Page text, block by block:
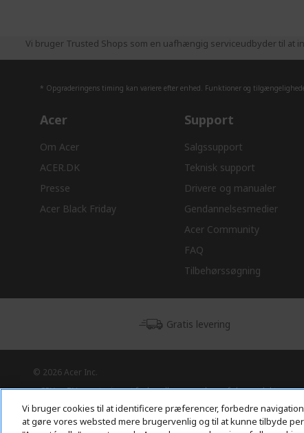
Vi bruger Trusted Shops som en uafhængig serviceudbyder til at
* Opgraderingens timing kan variere efter enhed. Funktioner og
Acer
Om Acer
ACER.DK
Presse
Acer Black Friday
Support
Salgssupport
Teknisk support
Drivere og manualer
Gendannelsesmedier
Acer Community
FAQ
Tilbehørssøgning
Gratis levering
© 2026 Acer Inc.
CPYou BV er autoriseret forhandler og sælger af de produkter og
tjenester, der tilbydes i denne butik.
Vi bruger cookies til at identificere præferencer, forbedre
at gøre vores websted mere brugervenlig og til at kunne tilbyde